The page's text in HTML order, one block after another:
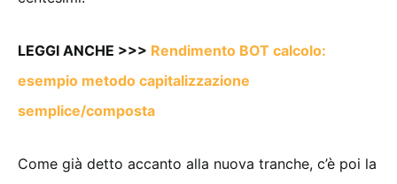
LEGGI ANCHE >>> Rendimento BOT calcolo:
esempio metodo capitalizzazione
semplice/composta
Come già detto accanto alla nuova tranche, c’è poi la